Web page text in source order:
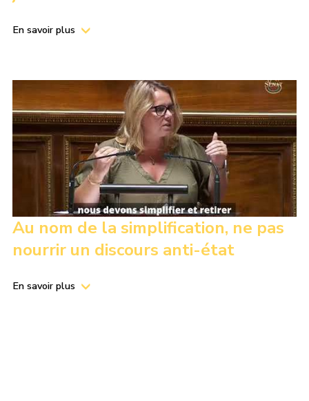
En savoir plus
Au nom de la simplification, ne pas
nourrir un discours anti-état
En savoir plus